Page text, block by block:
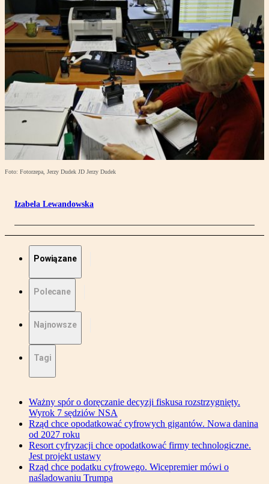
Foto: Fotorzepa, Jerzy Dudek JD Jerzy Dudek
Izabela Lewandowska
Powiązane
Polecane
Najnowsze
Tagi
Ważny spór o doręczanie decyzji fiskusa rozstrzygnięty.
Wyrok 7 sędziów NSA
Rząd chce opodatkować cyfrowych gigantów. Nowa danina
od 2027 roku
Resort cyfryzacji chce opodatkować firmy technologiczne.
Jest projekt ustawy
Rząd chce podatku cyfrowego. Wicepremier mówi o
naśladowaniu Trumpa